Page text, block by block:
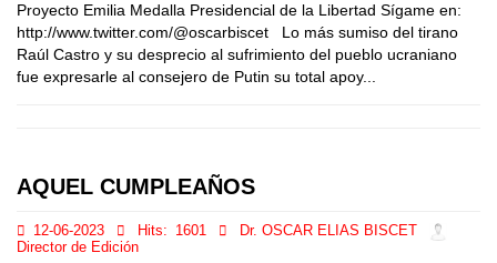
Proyecto Emilia Medalla Presidencial de la Libertad Sígame en:
http://www.twitter.com/@oscarbiscet Lo más sumiso del tirano
Raúl Castro y su desprecio al sufrimiento del pueblo ucraniano
fue expresarle al consejero de Putin su total apoy...
AQUEL CUMPLEAÑOS
12-06-2023 Hits: 1601
Dr. OSCAR ELIAS BISCET
Director de Edición